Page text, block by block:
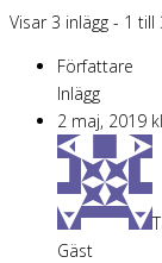
Visar 3 inlägg - 1 till
Författare
Inlägg
2 maj, 2019
Gäst